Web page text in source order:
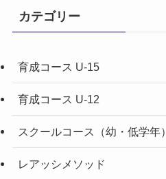
カテゴリー
育成コース U-15
育成コース U-12
スクールコース（幼・低学年）
レアッシメソッド